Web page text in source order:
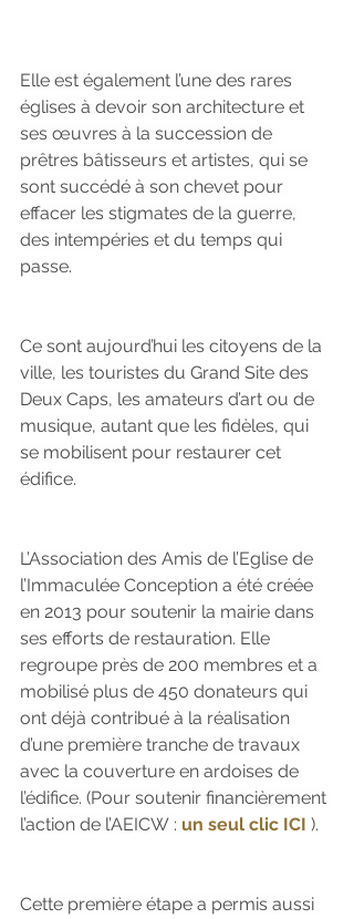
Elle est également l’une des rares
églises à devoir son architecture et
ses œuvres à la succession de
prêtres bâtisseurs et artistes, qui se
sont succédé à son chevet pour
effacer les stigmates de la guerre,
des intempéries et du temps qui
passe.
Ce sont aujourd’hui les citoyens de la
ville, les touristes du Grand Site des
Deux Caps, les amateurs d’art ou de
musique, autant que les fidèles, qui
se mobilisent pour restaurer cet
édifice.
L’Association des Amis de l’Eglise de
l’Immaculée Conception a été créée
en 2013 pour soutenir la mairie dans
ses efforts de restauration. Elle
regroupe près de 200 membres et a
mobilisé plus de 450 donateurs qui
ont déjà contribué à la réalisation
d’une première tranche de travaux
avec la couverture en ardoises de
l’édifice. (Pour soutenir financièrement
l’action de l’AEICW : un seul clic ICI ).
Cette première étape a permis aussi